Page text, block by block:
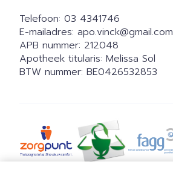
Telefoon: 03 4341746
E-mailadres: apo.vinck@gmail.com
APB nummer: 212048
Apotheek titularis: Melissa Sol
BTW nummer: BE0426532853